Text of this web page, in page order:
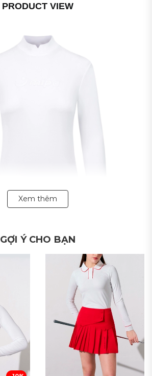
PRODUCT VIEW
Xem thêm
GỢI Ý CHO BẠN